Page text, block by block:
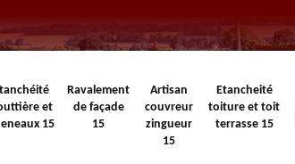
et
15
Ravalement
de façade
15
Artisan
couvreur
zingueur
15
Etancheité
toiture et toit
terrasse 15